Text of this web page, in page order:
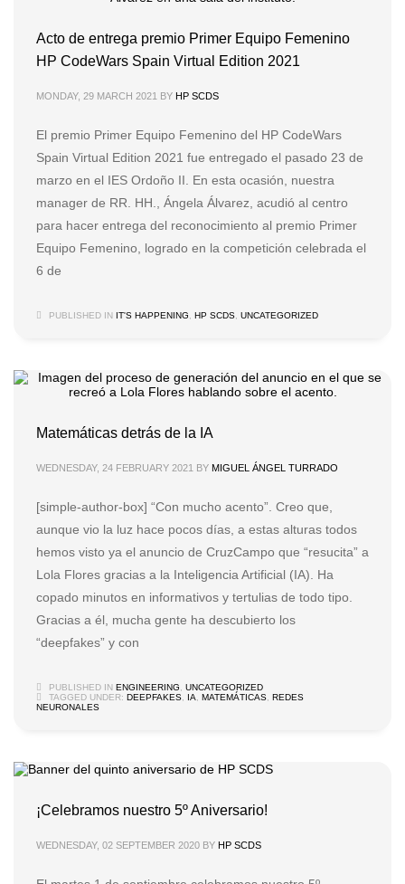
Acto de entrega premio Primer Equipo Femenino
HP CodeWars Spain Virtual Edition 2021
MONDAY, 29 MARCH 2021 BY HP SCDS
El premio Primer Equipo Femenino del HP CodeWars
Spain Virtual Edition 2021 fue entregado el pasado 23 de
marzo en el IES Ordoño II. En esta ocasión, nuestra
manager de RR. HH., Ángela Álvarez, acudió al centro
para hacer entrega del reconocimiento al premio Primer
Equipo Femenino, logrado en la competición celebrada el
6 de
PUBLISHED IN IT'S HAPPENING HP SCDS UNCATEGORIZED
Matemáticas detrás de la IA
WEDNESDAY, 24 FEBRUARY 2021 BY MIGUEL ÁNGEL TURRADO
[simple-author-box] “Con mucho acento”. Creo que,
aunque vio la luz hace pocos días, a estas alturas todos
hemos visto ya el anuncio de CruzCampo que “resucita” a
Lola Flores gracias a la Inteligencia Artificial (IA). Ha
copado minutos en informativos y tertulias de todo tipo.
Gracias a él, mucha gente ha descubierto los
“deepfakes” y con
PUBLISHED IN ENGINEERING
UNCATEGORIZED
TAGGED UNDER: DEEPFAKES IA MATEMÁTICAS REDES
NEURONALES
¡Celebramos nuestro 5º Aniversario!
WEDNESDAY, 02 SEPTEMBER 2020 BY HP SCDS